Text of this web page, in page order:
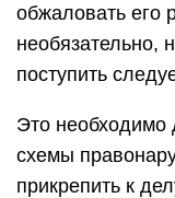
обжаловать его
необязательно,
поступить
Это необходимо
схемы
прикрепить к